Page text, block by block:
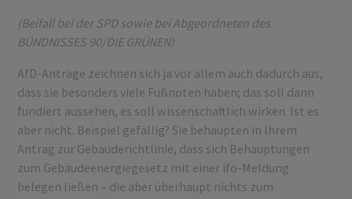
(Beifall bei der SPD sowie bei Abgeordneten des
BÜNDNISSES 90/DIE GRÜNEN)
AfD-Anträge zeichnen sich ja vor allem auch dadurch aus,
dass sie besonders viele Fußnoten haben; das soll dann
fundiert aussehen, es soll wissenschaftlich wirken. Ist es
aber nicht. Beispiel gefällig? Sie behaupten in Ihrem
Antrag zur Gebäuderichtlinie, dass sich Behauptungen
zum Gebäudeenergiegesetz mit einer ifo-Meldung
belegen ließen – die aber überhaupt nichts zum